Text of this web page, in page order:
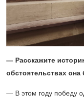
— Расскажите
обстоятельствах
— В этом году победу